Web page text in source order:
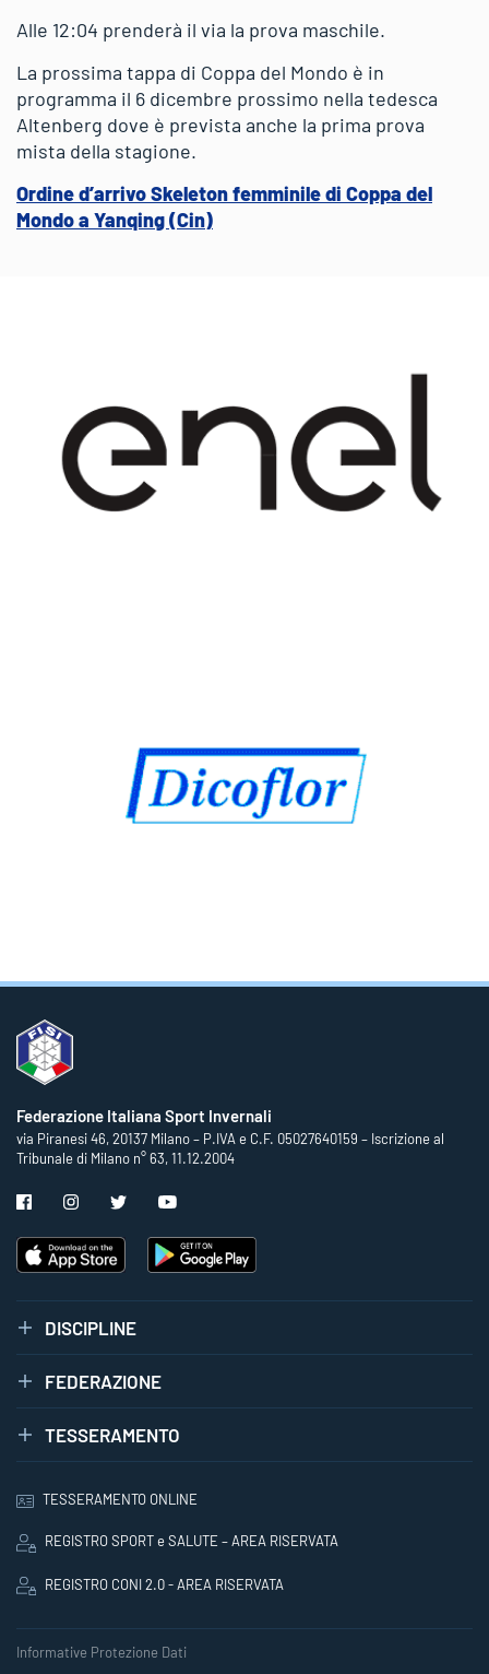
Alle 12:04 prenderà il via la prova maschile.
La prossima tappa di Coppa del Mondo è in
programma il 6 dicembre prossimo nella tedesca
Altenberg dove è prevista anche la prima prova
mista della stagione.
Ordine d’arrivo Skeleton femminile di Coppa del
Mondo a Yanqing (Cin)
Federazione Italiana Sport Invernali
via Piranesi 46, 20137 Milano – P.IVA e C.F. 05027640159 – Iscrizione al
Tribunale di Milano n° 63, 11.12.2004
DISCIPLINE
FEDERAZIONE
TESSERAMENTO
TESSERAMENTO ONLINE
REGISTRO SPORT e SALUTE – AREA RISERVATA
REGISTRO CONI 2.0 - AREA RISERVATA
Informative Protezione Dati